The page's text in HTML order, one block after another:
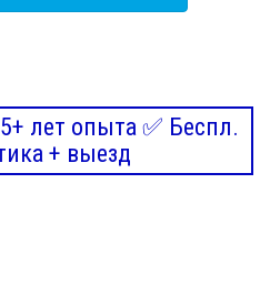
лет опыта ✅ Беспл.
+ выезд